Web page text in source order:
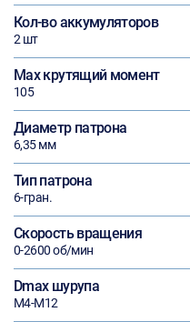
Кол-во аккумуляторов
2 шт
Max крутящий момент
105
Диаметр патрона
6,35 мм
Тип патрона
6-гран.
Скорость вращения
0-2600 об/мин
Dmax шурупа
М4-М12